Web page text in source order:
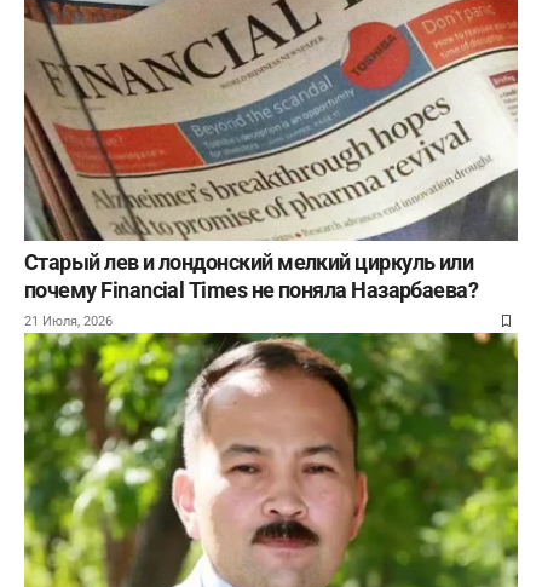
Старый лев и лондонский мелкий циркуль или
почему Financial Times не поняла Назарбаева?
21 Июля, 2026